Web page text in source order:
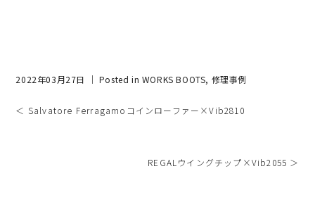
2022年03月27日 ｜ Posted in WORKS BOOTS, 修理事例
＜ Salvatore Ferragamoコインローファー×Vib2810
REGALウイングチップ×Vib2055 ＞